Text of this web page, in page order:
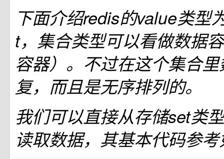
下面介绍redis的value类型
t，集合类型可以看做数据
容器）。不过在这个集合
复，而且是无序排列的。
我们可以直接从存储set类
读取数据，其基本代码参